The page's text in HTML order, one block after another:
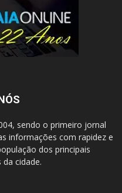
sendo o primeiro jornal
informações com rapidez e
dos principais
cidade.